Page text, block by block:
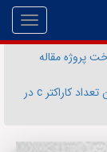
پروژه مقاله
دانلود کتاب الکترونیک آموزش ساخت کد پیدا کردن تعداد کاراکتر c در